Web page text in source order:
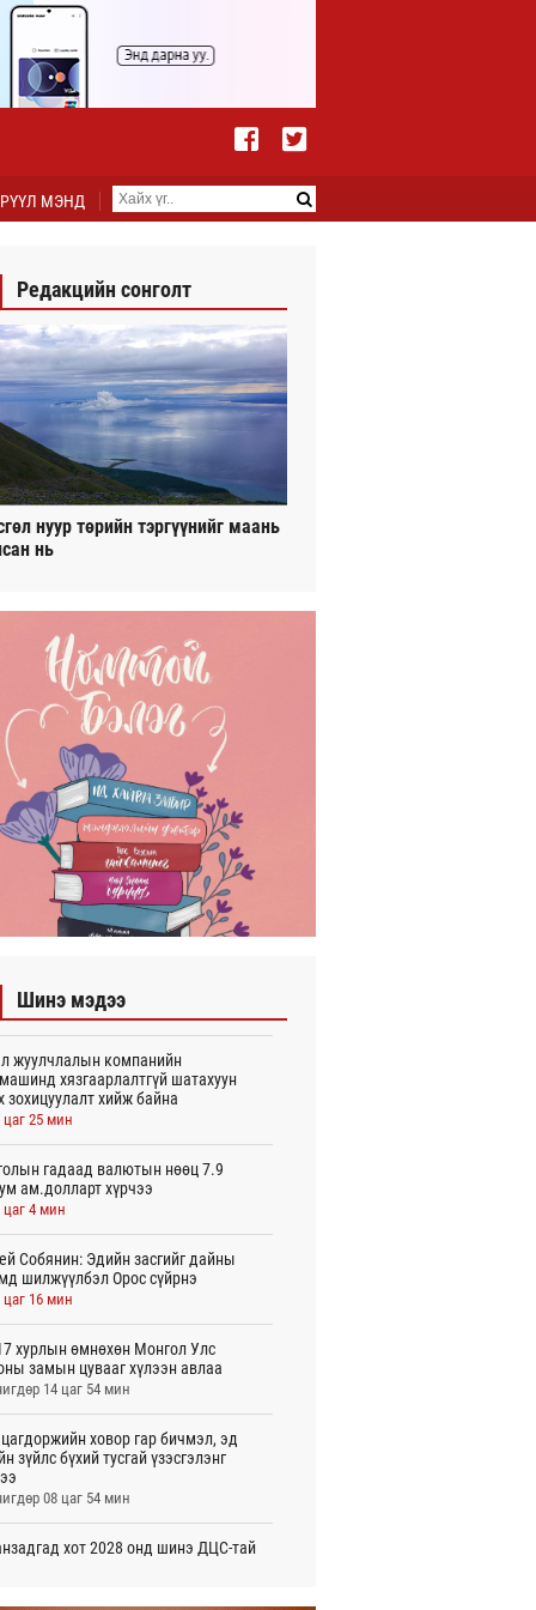
МЭНД
Редакцийн сонголт
нуур төрийн тэргүүнийг маань
нь
Шинэ мэдээ
жуулчлалын компанийн
хязгаарлалтгүй шатахуун
зохицуулалт хийж байна
цаг 25 мин
гадаад валютын нөөц 7.9
ам.долларт хүрчээ
цаг 4 мин
Собянин: Эдийн засгийг дайны
шилжүүлбэл Орос сүйрнэ
цаг 16 мин
хурлын өмнөхөн Монгол Улс
замын цувааг хүлээн авлаа
14 цаг 54 мин
ховор гар бичмэл, эд
зүйлс бүхий тусгай үзэсгэлэнг
08 цаг 54 мин
хот 2028 онд шинэ ДЦС-тай